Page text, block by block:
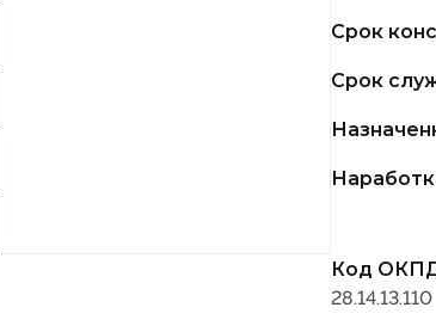
Срок
Срок
Код
28.14.13.110